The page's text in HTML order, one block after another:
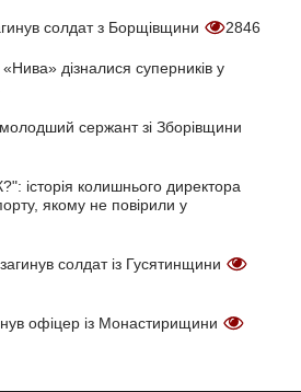
солдат з Борщівщини 2846
дізналися суперників у
сержант зі Зборівщини
історія колишнього директора
якому не повірили у
солдат із Гусятинщини
офіцер із Монастирищини